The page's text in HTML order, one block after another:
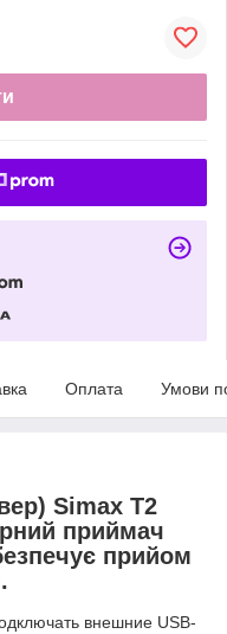
Оплата Умови
Simax T2
приймач
прийом
внешние USB-